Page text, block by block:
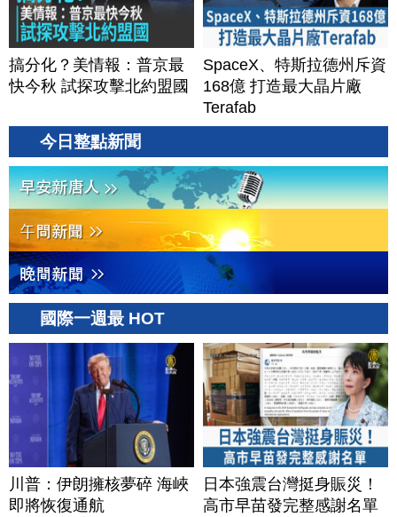
搞分化？美情報：普京最
快今秋 試探攻擊北約盟國
SpaceX、特斯拉德州斥資
168億 打造最大晶片廠
Terafab
今日整點新聞
國際一週最 HOT
川普：伊朗擁核夢碎 海峽
即將恢復通航
日本強震台灣挺身賑災！
高市早苗發完整感謝名單